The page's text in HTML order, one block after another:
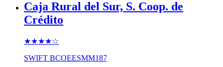
Caja Rural del Sur, S. Coop. de
Crédito
★★★★☆
SWIFT BCOEESMM187